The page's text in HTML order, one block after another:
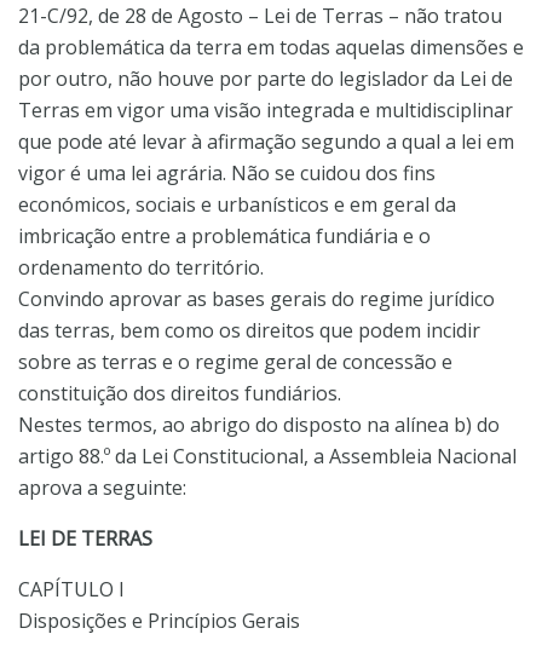
21-C/92, de 28 de Agosto – Lei de Terras – não tratou
da problemática da terra em todas aquelas dimensões e
por outro, não houve por parte do legislador da Lei de
Terras em vigor uma visão integrada e multidisciplinar
que pode até levar à afirmação segundo a qual a lei em
vigor é uma lei agrária. Não se cuidou dos fins
económicos, sociais e urbanísticos e em geral da
imbricação entre a problemática fundiária e o
ordenamento do território.
Convindo aprovar as bases gerais do regime jurídico
das terras, bem como os direitos que podem incidir
sobre as terras e o regime geral de concessão e
constituição dos direitos fundiários.
Nestes termos, ao abrigo do disposto na alínea b) do
artigo 88.º da Lei Constitucional, a Assembleia Nacional
aprova a seguinte:
LEI DE TERRAS
CAPÍTULO I
Disposições e Princípios Gerais